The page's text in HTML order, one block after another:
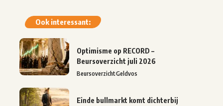
Ook interessant:
Optimisme op RECORD –
Beursoverzicht juli 2026
BeursoverzichtGeldvos
Einde bullmarkt komt dichterbij